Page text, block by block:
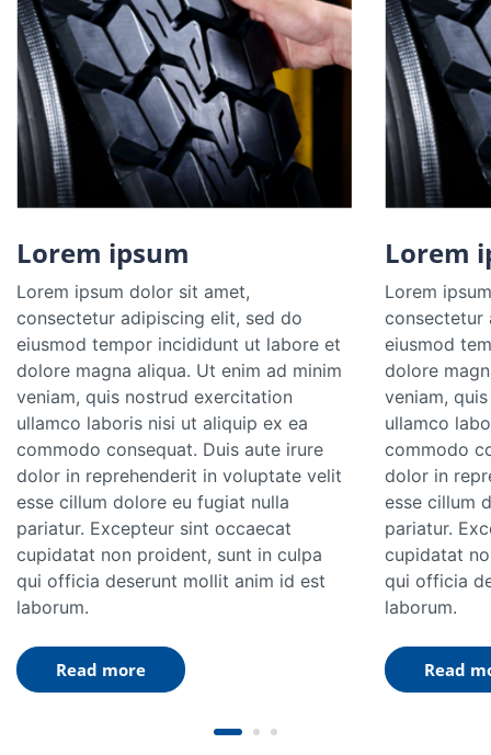
Lorem ipsum
Lorem ipsum dolor sit amet,
consectetur adipiscing elit, sed do
eiusmod tempor incididunt ut labore et
dolore magna aliqua. Ut enim ad minim
veniam, quis nostrud exercitation
ullamco laboris nisi ut aliquip ex ea
commodo consequat. Duis aute irure
dolor in reprehenderit in voluptate velit
esse cillum dolore eu fugiat nulla
pariatur. Excepteur sint occaecat
cupidatat non proident, sunt in culpa
qui officia deserunt mollit anim id est
laborum.
Read more
Lorem
Lorem
consectetur
eiusmod
dolore
veniam,
ullamco
commodo
dolor in
esse cillum
pariatur.
cupidatat
qui officia
laborum.
Read